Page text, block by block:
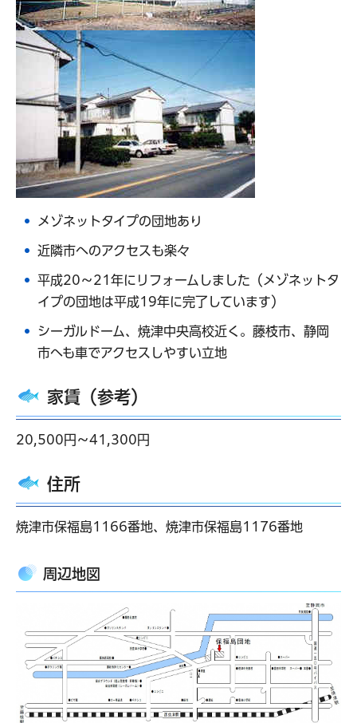
メゾネットタイプの団地あり
近隣市へのアクセスも楽々
平成20～21年にリフォームしました（メゾネットタ
イプの団地は平成19年に完了しています）
シーガルドーム、焼津中央高校近く。藤枝市、静岡
市へも車でアクセスしやすい立地
家賃（参考）
20,500円～41,300円
住所
焼津市保福島1166番地、焼津市保福島1176番地
周辺地図